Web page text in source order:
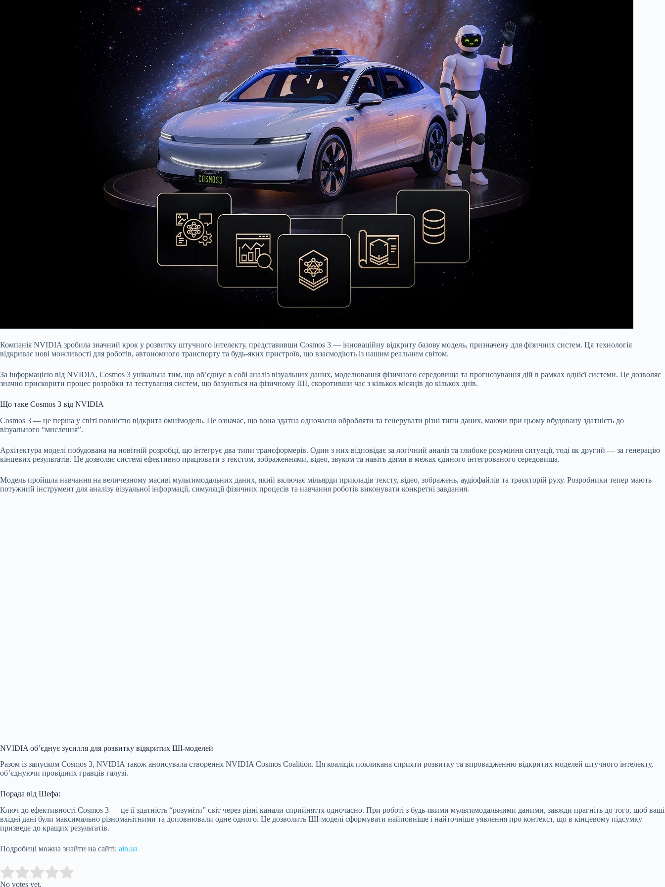
Компанія NVIDIA зробила значний крок у розвитку штучного інтелекту, представивши Cosmos 3 — інноваційну відкриту базову модель, призначену для фізичних систем. Ця технологія
відкриває нові можливості для роботів, автономного транспорту та будь-яких пристроїв, що взаємодіють із нашим реальним світом.
За інформацією від NVIDIA, Cosmos 3 унікальна тим, що об’єднує в собі аналіз візуальних даних, моделювання фізичного середовища та прогнозування дій в рамках однієї системи. Це дозволяє
значно прискорити процес розробки та тестування систем, що базуються на фізичному ШІ, скоротивши час з кількох місяців до кількох днів.
Що таке Cosmos 3 від NVIDIA
Cosmos 3 — це перша у світі повністю відкрита омнімодель. Це означає, що вона здатна одночасно обробляти та генерувати різні типи даних, маючи при цьому вбудовану здатність до
візуального “мислення”.
Архітектура моделі побудована на новітній розробці, що інтегрує два типи трансформерів. Один з них відповідає за логічний аналіз та глибоке розуміння ситуації, тоді як другий — за генерацію
кінцевих результатів. Це дозволяє системі ефективно працювати з текстом, зображеннями, відео, звуком та навіть діями в межах єдиного інтегрованого середовища.
Модель пройшла навчання на величезному масиві мультимодальних даних, який включає мільярди прикладів тексту, відео, зображень, аудіофайлів та траєкторій руху. Розробники тепер мають
потужний інструмент для аналізу візуальної інформації, симуляції фізичних процесів та навчання роботів виконувати конкретні завдання.
NVIDIA об’єднує зусилля для розвитку відкритих ШІ-моделей
Разом із запуском Cosmos 3, NVIDIA також анонсувала створення NVIDIA Cosmos Coalition. Ця коаліція покликана сприяти розвитку та впровадженню відкритих моделей штучного інтелекту,
об’єднуючи провідних гравців галузі.
Порада від Шефа:
Ключ до ефективності Cosmos 3 — це її здатність “розуміти” світ через різні канали сприйняття одночасно. При роботі з будь-якими мультимодальними даними, завжди прагніть до того, щоб ваші
вхідні дані були максимально різноманітними та доповнювали одне одного. Це дозволить ШІ-моделі сформувати найповніше і найточніше уявлення про контекст, що в кінцевому підсумку
призведе до кращих результатів.
Подробиці можна знайти на сайті: ain.ua
Rate this item:
No votes yet.